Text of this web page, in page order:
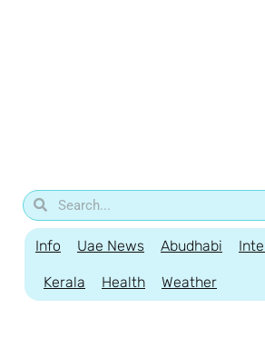
Info Uae News Abudhabi
Kerala Health Weather